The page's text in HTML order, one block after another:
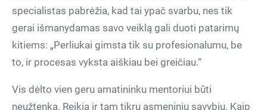
specialistas pabrėžia, kad tai ypač svarbu, nes tik
gerai išmanydamas savo veiklą gali duoti patarimų
kitiems: „Perliukai gimsta tik su profesionalumu, be
to, ir procesas vyksta aiškiau bei greičiau.“
Vis dėlto vien geru amatininku mentoriui būti
neužtenka. Reikia ir tam tikrų asmeninių savybių. Kaip